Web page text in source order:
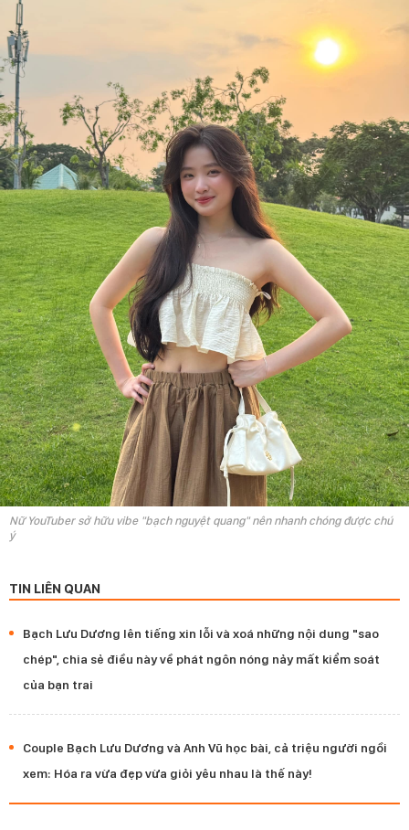
Nữ YouTuber sở hữu vibe "bạch nguyệt quang" nên nhanh chóng được chú
ý
TIN LIÊN QUAN
Bạch Lưu Dương lên tiếng xin lỗi và xoá những nội dung "sao
chép", chia sẻ điều này về phát ngôn nóng nảy mất kiểm soát
của bạn trai
Couple Bạch Lưu Dương và Anh Vũ học bài, cả triệu người ngồi
xem: Hóa ra vừa đẹp vừa giỏi yêu nhau là thế này!